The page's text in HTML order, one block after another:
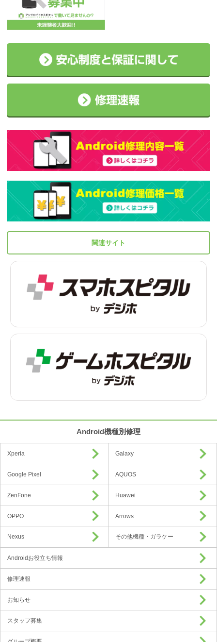
関連サイト
Android機種別修理
Xperia Galaxy
Google Pixel AQUOS
ZenFone Huawei
OPPO Arrows
Nexus その他機種・ガラケー
Androidお役立ち情報
修理速報
お知らせ
スタッフ募集